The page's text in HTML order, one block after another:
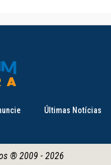
Últimas Notícias
® 2009 - 2026